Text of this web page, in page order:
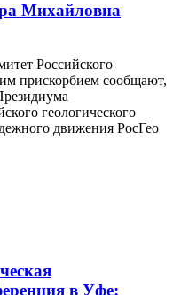
Михайловна
Российского
прискорбием сообщают,
геологического
движения РосГео
в Уфе: